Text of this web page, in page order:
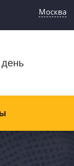
Москва